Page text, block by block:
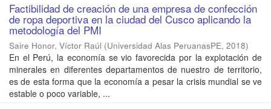
Factibilidad de creación de una empresa de confección
de ropa deportiva en la ciudad del Cusco aplicando la
metodología del PMI
Saire Honor, Víctor Raúl (Universidad Alas PeruanasPE, 2018)
En el Perú, la economía se vio favorecida por la explotación de
minerales en diferentes departamentos de nuestro de territorio,
es de esta forma que la economía a pesar la crisis mundial se ve
estable o poco variable, ...